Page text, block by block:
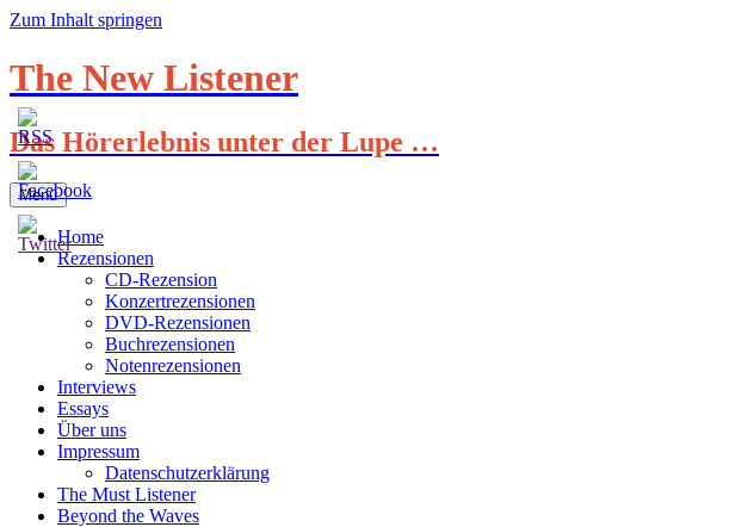
Zum Inhalt springen
The New Listener
Das Hörerlebnis unter der Lupe …
Menü
Home
Rezensionen
CD-Rezension
Konzertrezensionen
DVD-Rezensionen
Buchrezensionen
Notenrezensionen
Interviews
Essays
Über uns
Impressum
Datenschutzerklärung
The Must Listener
Beyond the Waves